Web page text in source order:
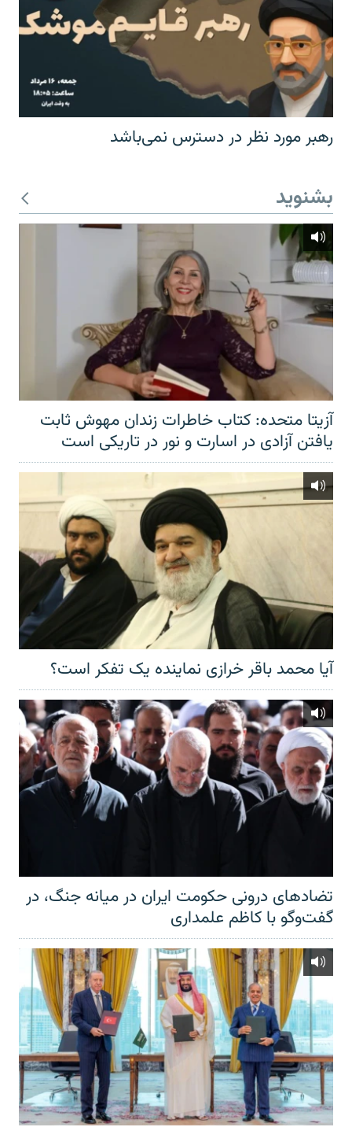
رهبر مورد نظر در دسترس نمی‌باشد
بشنوید
آزیتا متحده: کتاب خاطرات زندان مهوش ثابت
یافتن آزادی در اسارت و نور در تاریکی است
آیا محمد باقر خرازی نماینده یک تفکر است؟
تضادهای درونی حکومت ایران در میانه جنگ، در
گفت‌‌وگو با کاظم علمداری